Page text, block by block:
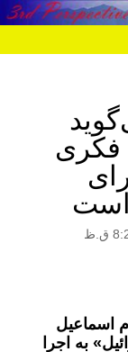
فکری
است
اسماعیل
به اجرا